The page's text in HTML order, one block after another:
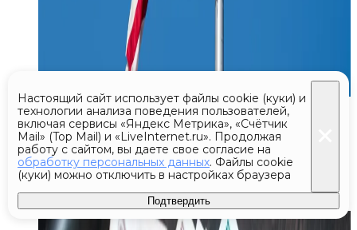
Сегодня 05:02
Юрист объяснил, обязан ли
работодатель поднимать зарплату
сотрудникам
Настоящий сайт использует файлы cookie (куки) и
технологии анализа поведения пользователей,
включая сервисы «Яндекс Метрика», «Счётчик
Mail» (Top Mail) и «LiveInternet.ru». Продолжая
работу с сайтом, вы даете свое согласие на
обработку персональных данных. Файлы cookie
(куки) можно отключить в настройках браузера
Подтвердить